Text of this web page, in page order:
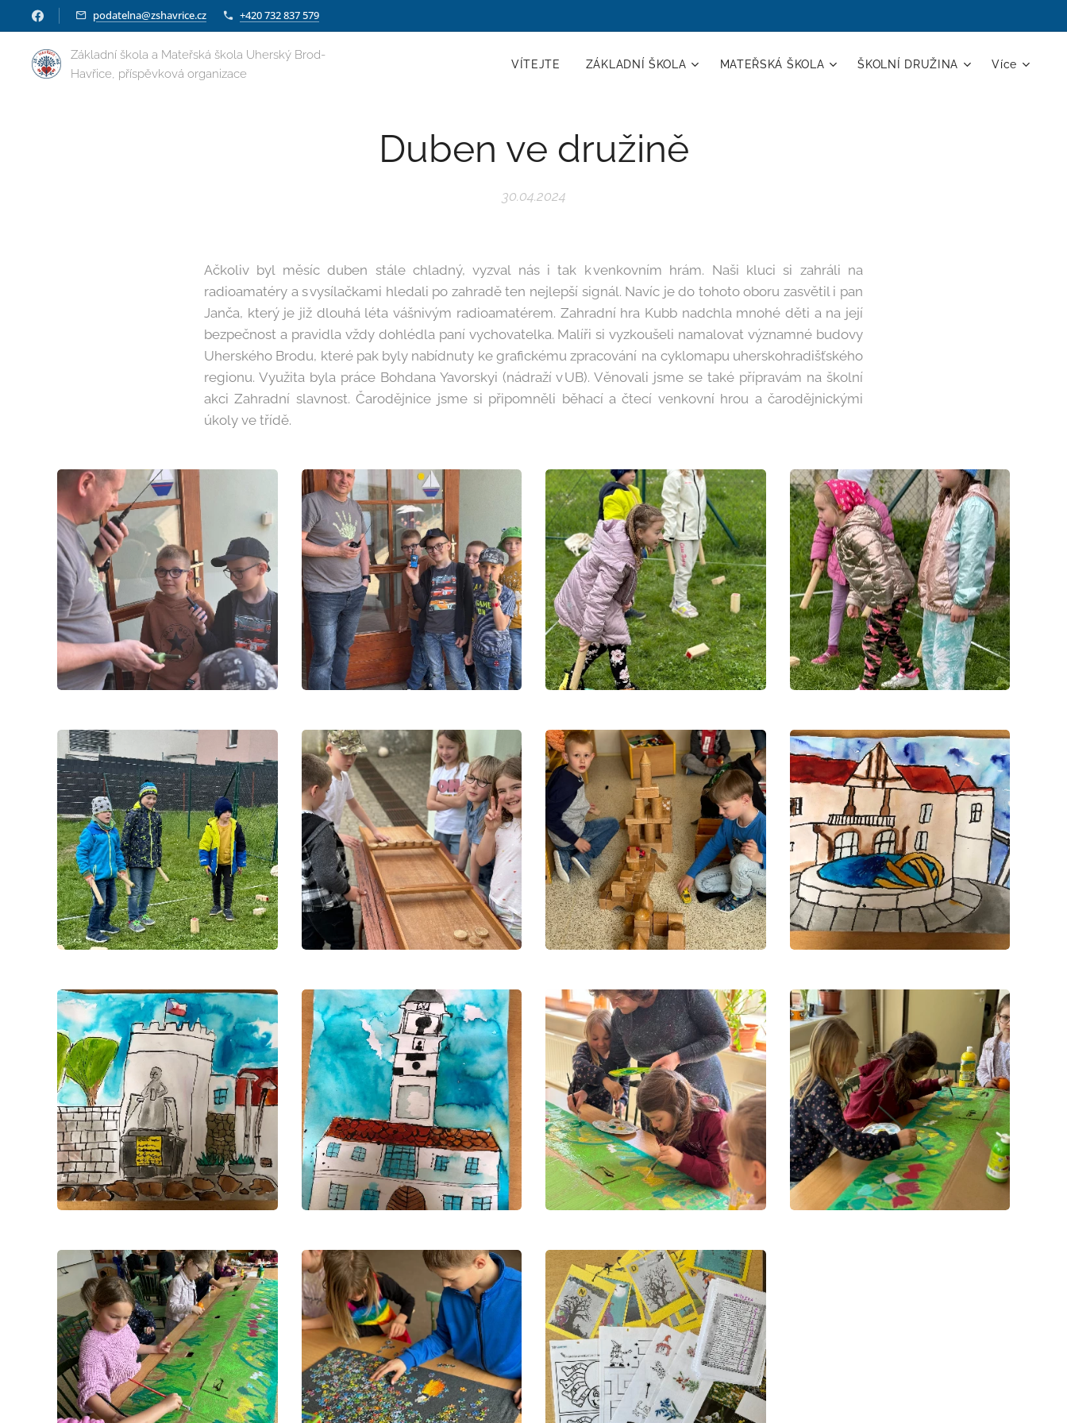
podatelna@zshavrice.cz +420 732 837 579
Základní škola a Mateřská škola Uherský Brod-
Havřice, příspěvková organizace
VÍTEJTE ZÁKLADNÍ ŠKOLA MATEŘSKÁ ŠKOLA ŠKOLNÍ DRUŽINA Více
Duben ve družině
30.04.2024
Ačkoliv byl měsíc duben stále chladný, vyzval nás i tak k venkovním hrám. Naši kluci si zahráli na
radioamatéry a s vysílačkami hledali po zahradě ten nejlepší signál. Navíc je do tohoto oboru zasvětil i pan
Janča, který je již dlouhá léta vášnivým radioamatérem. Zahradní hra Kubb nadchla mnohé děti a na její
bezpečnost a pravidla vždy dohlédla paní vychovatelka. Malíři si vyzkoušeli namalovat významné budovy
Uherského Brodu, které pak byly nabídnuty ke grafickému zpracování na cyklomapu uherskohradišťského
regionu. Využita byla práce Bohdana Yavorskyi (nádraží v UB). Věnovali jsme se také přípravám na školní
akci Zahradní slavnost. Čarodějnice jsme si připomněli běhací a čtecí venkovní hrou a čarodějnickými
úkoly ve třídě.